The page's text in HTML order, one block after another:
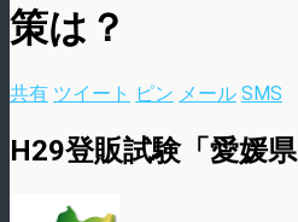
策は？
共有 ツイート ピン メール SMS
H29登販試験「愛媛